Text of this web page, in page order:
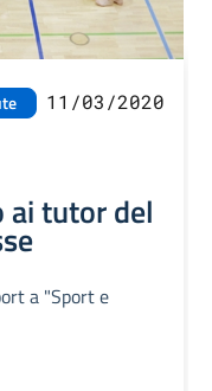
11/03/2020
ai tutor del
a "Sport e